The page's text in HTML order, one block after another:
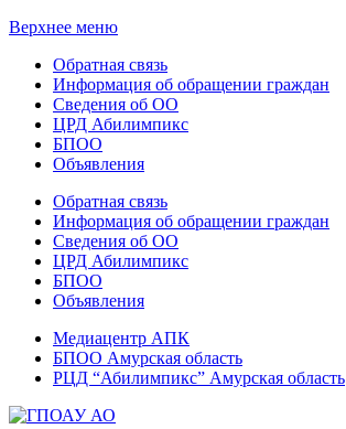
Верхнее меню
Обратная связь
Информация об обращении граждан
Сведения об ОО
ЦРД Абилимпикс
БПОО
Объявления
Обратная связь
Информация об обращении граждан
Сведения об ОО
ЦРД Абилимпикс
БПОО
Объявления
Медиацентр АПК
БПОО Амурская область
РЦД “Абилимпикс” Амурская область